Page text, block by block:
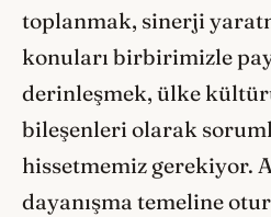
toplanmak, sinerji
konuları birbirimizle
derinleşmek, ülke
bileşenleri olarak
hissetmemiz gerekiyor.
dayanışma temeline